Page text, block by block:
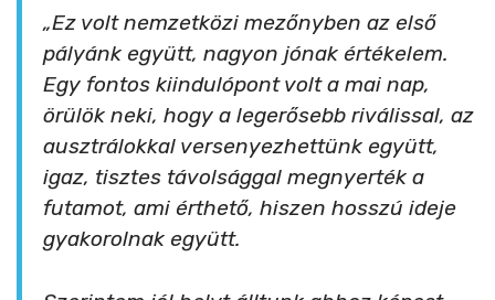
„Ez volt nemzetközi mezőnyben az első
pályánk együtt, nagyon jónak értékelem.
Egy fontos kiindulópont volt a mai nap,
örülök neki, hogy a legerősebb riválissal, az
ausztrálokkal versenyezhettünk együtt,
igaz, tisztes távolsággal megnyerték a
futamot, ami érthető, hiszen hosszú ideje
gyakorolnak együtt.